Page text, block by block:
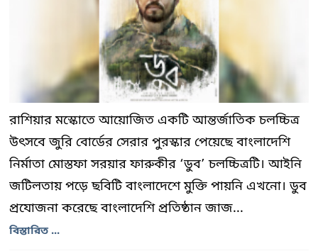
রাশিয়ার মস্কোতে আয়োজিত একটি আন্তর্জাতিক চলচ্চিত্র
উৎসবে জুরি বোর্ডের সেরার পুরস্কার পেয়েছে বাংলাদেশি
নির্মাতা মোস্তফা সরয়ার ফারুকীর ‘ডুব’ চলচ্চিত্রটি। আইনি
জটিলতায় পড়ে ছবিটি বাংলাদেশে মুক্তি পায়নি এখনো। ডুব
প্রযোজনা করেছে বাংলাদেশি প্রতিষ্ঠান জাজ...
বিস্তারিত ...